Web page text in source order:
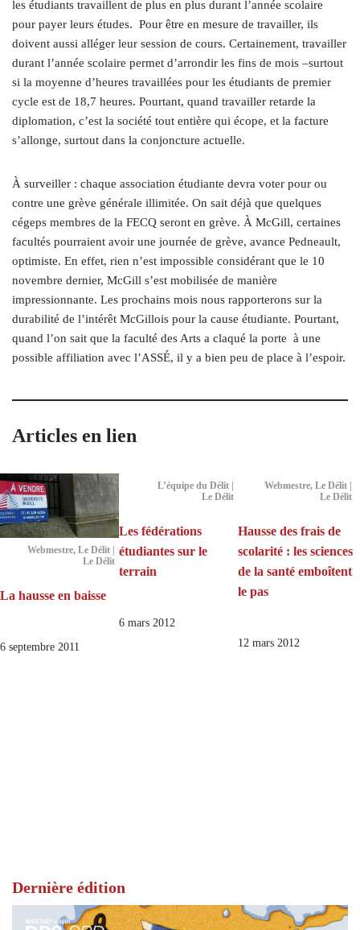
les étudiants travaillent de plus en plus durant l’année scolaire
pour payer leurs études. Pour être en mesure de travailler, ils
doivent aussi alléger leur session de cours. Certainement, travailler
durant l’année scolaire permet d’arrondir les fins de mois –surtout
si la moyenne d’heures travaillées pour les étudiants de premier
cycle est de 18,7 heures. Pourtant, quand travailler retarde la
diplomation, c’est la société tout entière qui écope, et la facture
s’allonge, surtout dans la conjoncture actuelle.
À surveiller : chaque association étudiante devra voter pour ou
contre une grève générale illimitée. On sait déjà que quelques
cégeps membres de la FECQ seront en grève. À McGill, certaines
facultés pourraient avoir une journée de grève, avance Pedneault,
optimiste. En effet, rien n’est impossible considérant que le 10
novembre dernier, McGill s’est mobilisée de manière
impressionnante. Les prochains mois nous rapporterons sur la
durabilité de l’intérêt McGillois pour la cause étudiante. Pourtant,
quand l’on sait que la faculté des Arts a claqué la porte à une
possible affiliation avec l’ASSÉ, il y a bien peu de place à l’espoir.
Articles en lien
Webmestre, Le Délit |
Le Délit
La hausse en baisse
6 septembre 2011
L’équipe du Délit |
Le Délit
Les fédérations
étudiantes sur le
terrain
6 mars 2012
Webmestre, Le Délit |
Le Délit
Hausse des frais de
scolarité : les sciences
de la santé emboîtent
le pas
12 mars 2012
Dernière édition